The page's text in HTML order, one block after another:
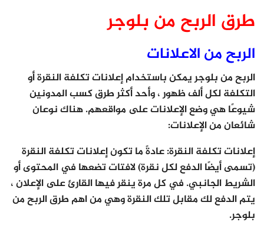
طرق الربح من بلوجر
الربح من الاعلانات
الربح من بلوجر يمكن باستخدام إعلانات تكلفة النقرة أو
التكلفة لكل ألف ظهور ، وأحد أكثر طرق كسب المدونين
شيوعًا هي وضع الإعلانات على مواقعهم. هناك نوعان
شائعان من الإعلانات:
إعلانات تكلفة النقرة: عادةً ما تكون إعلانات تكلفة النقرة
(تسمى أيضًا الدفع لكل نقرة) لافتات تضعها في المحتوى أو
الشريط الجانبي. في كل مرة ينقر فيها القارئ على الإعلان ،
يتم الدفع لك مقابل تلك النقرة وهي من اهم طرق الربح من
بلوجر.